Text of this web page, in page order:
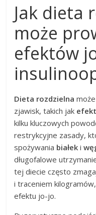
Jak dieta
może
efektów
Dieta rozdzielna
zjawisk, takich jak
kilku kluczowych
restrykcyjne zasady,
spożywania białek i
długofalowe
tej diecie często
i traceniem
efektu jo-jo.